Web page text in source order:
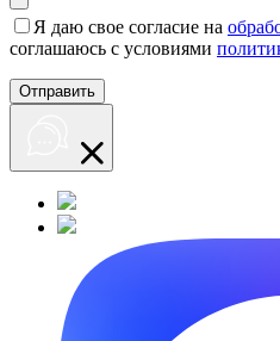
Я даю свое согласие на
соглашаюсь с условиями